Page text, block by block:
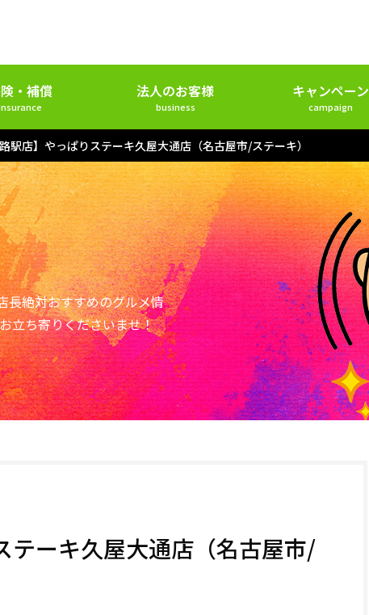
・補償 法人のお客様
business
キャンペーン
campaign
路駅店】やっぱりステーキ久屋大通店（名古屋市/ステーキ）
長絶対おすすめのグルメ情
立ち寄りくださいませ！
テーキ久屋大通店（名古屋市/